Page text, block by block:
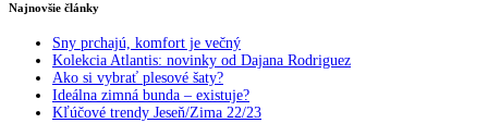
Najnovšie články
Sny prchajú, komfort je večný
Kolekcia Atlantis: novinky od Dajana Rodriguez
Ako si vybrať plesové šaty?
Ideálna zimná bunda – existuje?
Kľúčové trendy Jeseň/Zima 22/23